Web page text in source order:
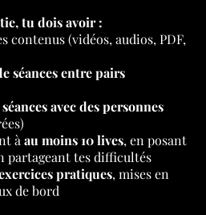
tu dois avoir :
contenus (vidéos, audios, PDF,
séances entre pairs
avec des personnes
à au moins 10 lives, en posant
partageant tes difficultés
pratiques, mises en
de bord